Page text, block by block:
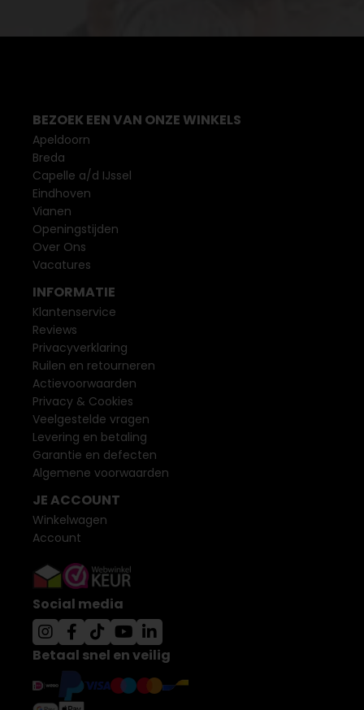
BEZOEK EEN VAN ONZE WINKELS
Apeldoorn
Breda
Capelle a/d IJssel
Eindhoven
Vianen
Openingstijden
Over Ons
Vacatures
INFORMATIE
Klantenservice
Reviews
Privacyverklaring
Ruilen en retourneren
Actievoorwaarden
Privacy & Cookies
Veelgestelde vragen
Levering en betaling
Garantie en defecten
Algemene voorwaarden
JE ACCOUNT
Winkelwagen
Account
Social media
Betaal snel en veilig